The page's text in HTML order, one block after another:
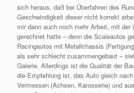
sich heraus, daß bei Überfahren des
Geschwindigkeit dieser nicht korrekt
mir dann auch noch mehr Arbeit, mit der
gerechnet hatte – denn die Scaleautos
Racingautos mit Metallchassis
als sehr schlecht zusammengebaut –
Galerie. Allerdings ist die Qualität der
die Empfehlung ist, das Auto gleich
Vermessen (Achsen, Karosserie) und